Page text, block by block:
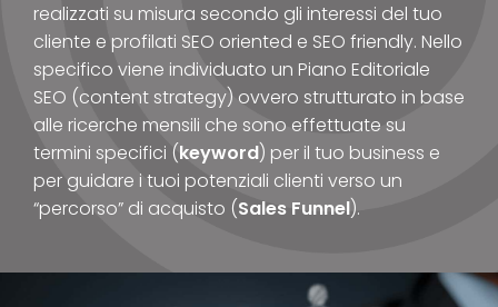
realizzati su misura secondo gli interessi del tuo
cliente e profilati SEO oriented e SEO friendly. Nello
specifico viene individuato un Piano Editoriale
SEO (content strategy) ovvero strutturato in base
alle ricerche mensili che sono effettuate su
termini specifici (keyword) per il tuo business e
per guidare i tuoi potenziali clienti verso un
“percorso” di acquisto (Sales Funnel).